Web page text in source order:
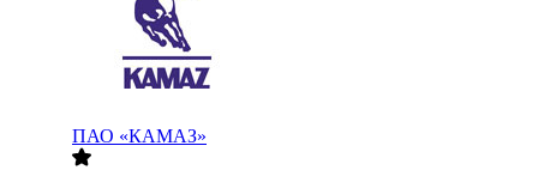
ПАО «КАМАЗ»